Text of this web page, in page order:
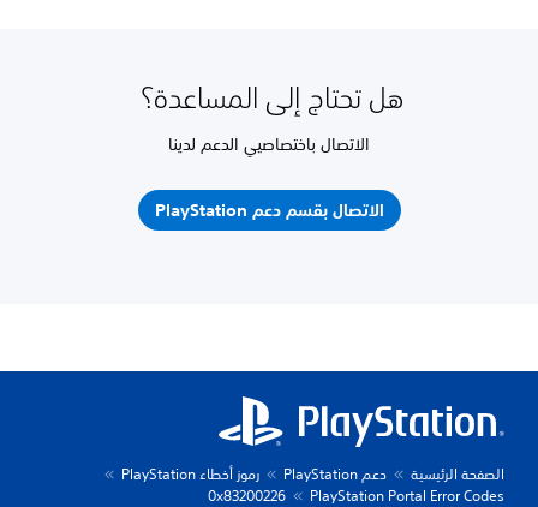
هل تحتاج إلى المساعدة؟
الاتصال باختصاصيي الدعم لدينا
الاتصال بقسم دعم PlayStation
الصفحة الرئيسية دعم PlayStation
رموز أخطاء PlayStation
PlayStation Portal Error Codes
0x83200226